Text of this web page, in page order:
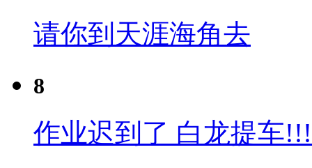
请你到天涯海角去
8
作业迟到了 白龙提车